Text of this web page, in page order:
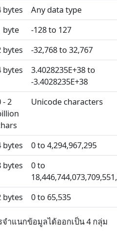
bytes
Any data type
byte
-128 to 127
bytes
-32,768 to 32,767
bytes
3.4028235E+38 to
-3.4028235E+38
- 2
Unicode characters
bytes
0 to 4,294,967,295
bytes
0 to
bytes 0 to 65,535
จำแนกข้อมูลได้ออกเป็น 4 กลุ่ม